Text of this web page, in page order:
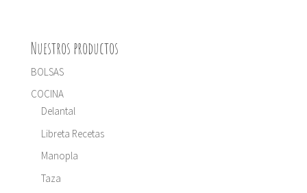
Nuestros productos
BOLSAS
COCINA
Delantal
Libreta Recetas
Manopla
Taza